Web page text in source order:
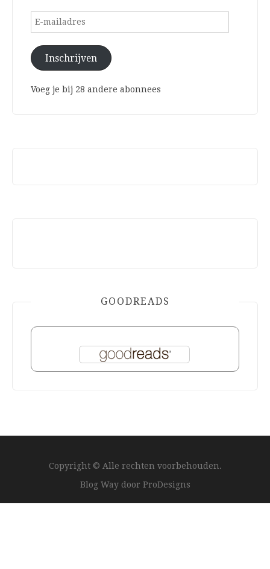
E-
Inschrijven
Voeg je bij 28 andere abonnees
GOODREADS
Copyright © Alle rechten voorbehouden.
Blog Way door ProDesigns